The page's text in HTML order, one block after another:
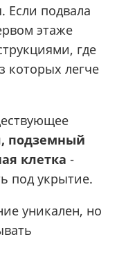
Если подвала
этаже
где
которых легче
подземный
клетка -
под укрытие.
уникален, но